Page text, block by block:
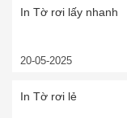
In Tờ rơi lấy nhanh
20-05-2025
In Tờ rơi lẻ